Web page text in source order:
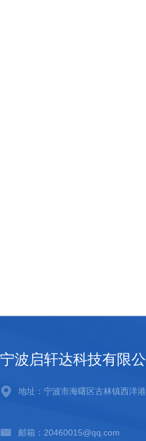
宁波启轩达科技有限
地址：宁波市海曙区古林镇西洋
邮箱：20460015@qq.com